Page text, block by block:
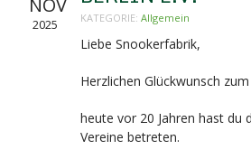
NOV
2025 KATEGORIE: Allgemein
Liebe Snookerfabrik,
Herzlichen Glückwunsch
heute vor 20 Jahren hast du
Vereine betreten.